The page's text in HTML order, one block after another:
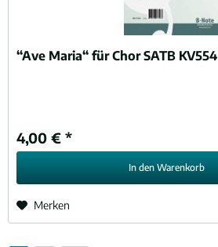
“Ave Maria“ für Chor SATB KV554
4,00 € *
In den Warenkorb
Merken